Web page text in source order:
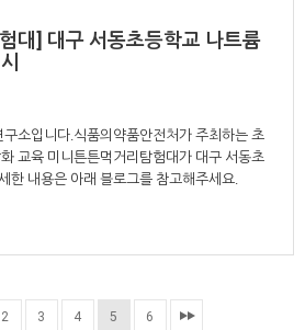
대] 대구 서동초등학교 나트륨
소입니다.식품의약품안전처가 주최하는 초
교육 미니튼튼먹거리탐험대가 대구 서동초
한 내용은 아래 블로그를 참고해주세요.
2 3 4 5 6